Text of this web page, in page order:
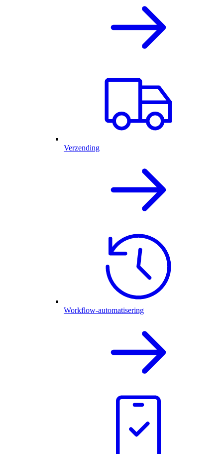
Verzending
Workflow-automatisering